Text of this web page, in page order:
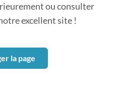
ou consulter
excellent site !
la page